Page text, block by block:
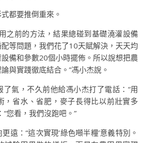
都要推倒重來。
之前的方法，結果總碰到基礎澆灌設備
等問題，我們花了10天賦解決，天天均
備和參數20個小時擺佈。所以說想把農
與實踐徹底結合。”馮小杰說。
氣，不久前他給馮小杰打了電話：“用
，省水、省肥，麥子長得比以前壯實多
“您看，我們沒跑吧。”
遠：“這次實現‘綠色噸半糧’意義特別。